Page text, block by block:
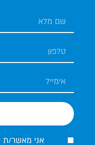
אני מאשר/ת